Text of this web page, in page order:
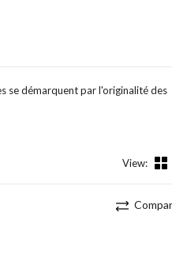
se démarquent par l'originalité des
View: